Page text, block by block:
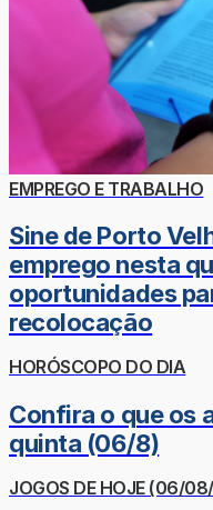
EMPREGO E TRABALHO
Sine de Porto
emprego nesta
oportunidades
recolocação
HORÓSCOPO DO DIA
Confira o que os
quinta (06/8)
JOGOS DE HOJE (06/